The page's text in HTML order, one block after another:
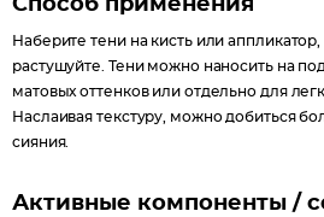
Способ применения
Наберите тени на кисть или аппликатор,
растушуйте. Тени можно наносить на
матовых оттенков или отдельно для
Наслаивая текстуру, можно добиться
сияния.
Активные компоненты /